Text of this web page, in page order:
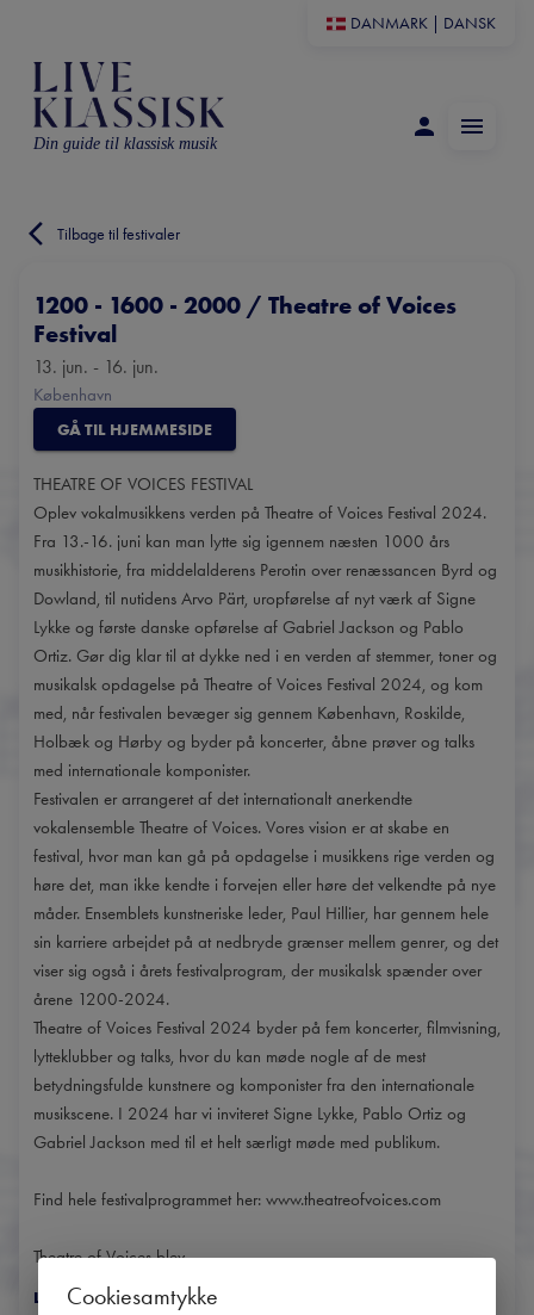
DANMARK DANSK
Din guide til klassisk musik
Tilbage til festivaler
1200 - 1600 - 2000 / Theatre of Voices
Festival
13. jun. - 16. jun.
København
GÅ TIL HJEMMESIDE
THEATRE OF VOICES FESTIVAL
Oplev vokalmusikkens verden på Theatre of Voices Festival 2024.
Fra 13.-16. juni kan man lytte sig igennem næsten 1000 års
musikhistorie, fra middelalderens Perotin over renæssancen Byrd og
Dowland, til nutidens Arvo Pärt, uropførelse af nyt værk af Signe
Lykke og første danske opførelse af Gabriel Jackson og Pablo
Ortiz. Gør dig klar til at dykke ned i en verden af stemmer, toner og
musikalsk opdagelse på Theatre of Voices Festival 2024, og kom
med, når festivalen bevæger sig gennem København, Roskilde,
Holbæk og Hørby og byder på koncerter, åbne prøver og talks
med internationale komponister.
Festivalen er arrangeret af det internationalt anerkendte
vokalensemble Theatre of Voices. Vores vision er at skabe en
festival, hvor man kan gå på opdagelse i musikkens rige verden og
høre det, man ikke kendte i forvejen eller høre det velkendte på nye
måder. Ensemblets kunstneriske leder, Paul Hillier, har gennem hele
sin karriere arbejdet på at nedbryde grænser mellem genrer, og det
viser sig også i årets festivalprogram, der musikalsk spænder over
årene 1200-2024.
Theatre of Voices Festival 2024 byder på fem koncerter, filmvisning,
lytteklubber og talks, hvor du kan møde nogle af de mest
betydningsfulde kunstnere og komponister fra den internationale
musikscene. I 2024 har vi inviteret Signe Lykke, Pablo Ortiz og
Gabriel Jackson med til et helt særligt møde med publikum.
Find hele festivalprogrammet her: www.theatreofvoices.com
Theatre of Voices blev...
Læs mere>
Cookiesamtykke